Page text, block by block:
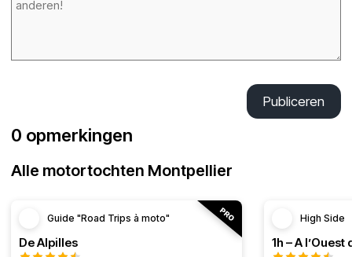
Publiceren
0 opmerkingen
Alle motortochten Montpellier
Guide "Road Trips à moto"
De Alpilles
High Side